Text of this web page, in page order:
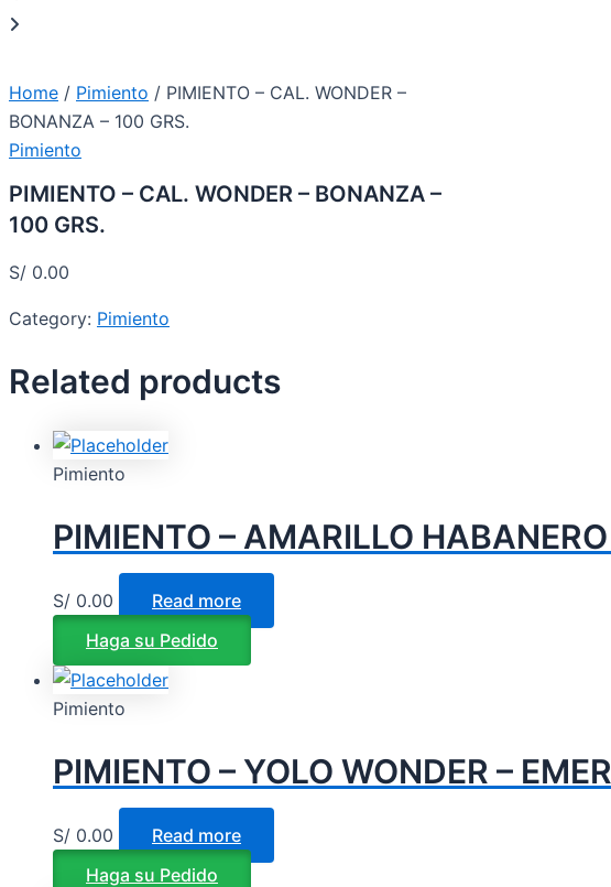
Home / Pimiento / PIMIENTO – CAL. WONDER –
BONANZA – 100 GRS.
Pimiento
PIMIENTO – CAL. WONDER – BONANZA –
100 GRS.
S/ 0.00
Category: Pimiento
Related products
Pimiento
PIMIENTO – AMARILLO
S/ 0.00
Read more
Haga su Pedido
Pimiento
PIMIENTO – YOLO WONDER –
S/ 0.00
Read more
Haga su Pedido